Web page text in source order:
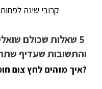
קרובי שינה
5 שאלות שכולם
והתשובות שעדיף
?איך מזהים לחץ צום